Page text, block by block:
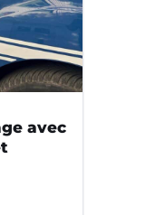
avec